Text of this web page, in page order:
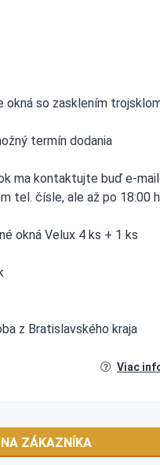
so zasklením
termín dodania
ma kontaktujte buď e-
tel. čísle, ale až po 18:00
okná Velux 4 ks + 1 ks
z Bratislavského kraja
Viac
ZÁKAZNÍKA